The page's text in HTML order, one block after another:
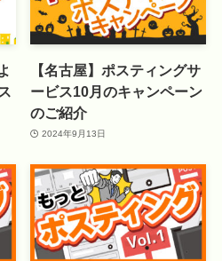
【名古屋】ポスティングサ
ービス10月のキャンペーン
のご紹介
2024年9月13日